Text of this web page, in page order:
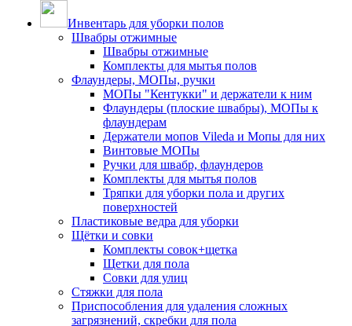
Инвентарь для уборки полов
Швабры отжимные
Швабры отжимные
Комплекты для мытья полов
Флаундеры, МОПы, ручки
МОПы "Кентукки" и держатели к ним
Флаундеры (плоские швабры), МОПы к
флаундерам
Держатели мопов Vileda и Мопы для них
Винтовые МОПы
Ручки для швабр, флаундеров
Комплекты для мытья полов
Тряпки для уборки пола и других
поверхностей
Пластиковые ведра для уборки
Щётки и совки
Комплекты совок+щетка
Щетки для пола
Совки для улиц
Стяжки для пола
Приспособления для удаления сложных
загрязнений, скребки для пола